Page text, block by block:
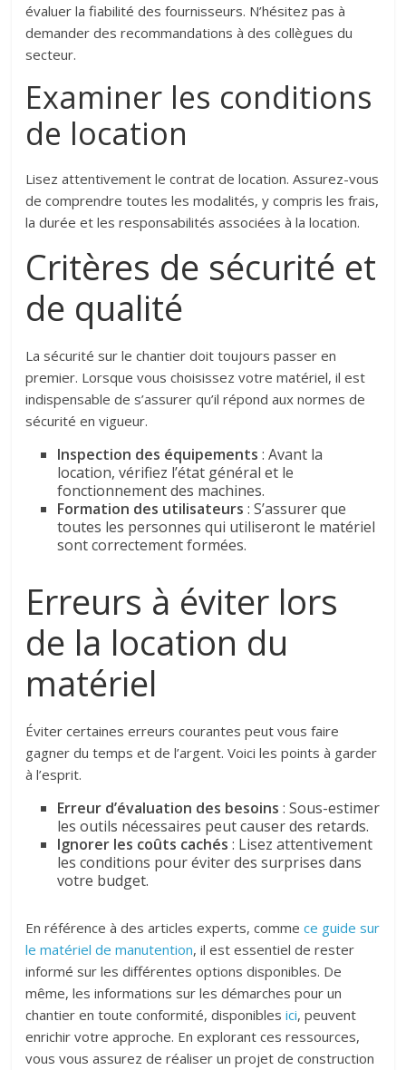
évaluer la fiabilité des fournisseurs. N’hésitez pas à
demander des recommandations à des collègues du
secteur.
Examiner les conditions
de location
Lisez attentivement le contrat de location. Assurez-vous
de comprendre toutes les modalités, y compris les frais,
la durée et les responsabilités associées à la location.
Critères de sécurité et
de qualité
La sécurité sur le chantier doit toujours passer en
premier. Lorsque vous choisissez votre matériel, il est
indispensable de s’assurer qu’il répond aux normes de
sécurité en vigueur.
Inspection des équipements : Avant la
location, vérifiez l’état général et le
fonctionnement des machines.
Formation des utilisateurs : S’assurer que
toutes les personnes qui utiliseront le matériel
sont correctement formées.
Erreurs à éviter lors
de la location du
matériel
Éviter certaines erreurs courantes peut vous faire
gagner du temps et de l’argent. Voici les points à garder
à l’esprit.
Erreur d’évaluation des besoins : Sous-estimer
les outils nécessaires peut causer des retards.
Ignorer les coûts cachés : Lisez attentivement
les conditions pour éviter des surprises dans
votre budget.
En référence à des articles experts, commece guide sur
le matériel de manutention, il est essentiel de rester
informé sur les différentes options disponibles. De
même, les informations sur les démarches pour un
chantier en toute conformité, disponiblesici, peuvent
enrichir votre approche. En explorant ces ressources,
vous vous assurez de réaliser un projet de construction